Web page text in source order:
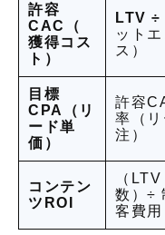
許容
CAC（
獲得コス
ト）
LTV ÷
ット
ス）
目標
CPA（リ
ード単
価）
許容
率（
注）
コンテン
ツROI
（
数）÷
客費用